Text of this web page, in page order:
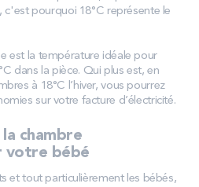
pourquoi 18°C représente le
est la température idéale pour
dans la pièce. Qui plus est, en
à 18°C l’hiver, vous pourrez
sur votre facture d’électricité.
chambre
votre bébé
et tout particulièrement les bébés,